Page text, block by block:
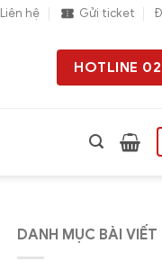
Liên hệ Gửi ticket
HOTLINE
DANH MỤC BÀI VIẾT